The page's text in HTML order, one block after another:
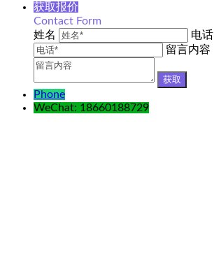
获取报价
Contact Form
姓名
电话
留言内容
Phone
WeChat: 18660188729